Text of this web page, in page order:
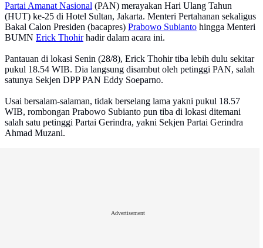
Partai Amanat Nasional (PAN) merayakan Hari Ulang Tahun
(HUT) ke-25 di Hotel Sultan, Jakarta. Menteri Pertahanan sekaligus
Bakal Calon Presiden (bacapres) Prabowo Subianto hingga Menteri
BUMN Erick Thohirhadir dalam acara ini.
Pantauan di lokasi Senin (28/8), Erick Thohir tiba lebih dulu sekitar
pukul 18.54 WIB. Dia langsung disambut oleh petinggi PAN, salah
satunya Sekjen DPP PAN Eddy Soeparno.
Usai bersalam-salaman, tidak berselang lama yakni pukul 18.57
WIB, rombongan Prabowo Subianto pun tiba di lokasi ditemani
salah satu petinggi Partai Gerindra, yakni Sekjen Partai Gerindra
Ahmad Muzani.
Advertisement